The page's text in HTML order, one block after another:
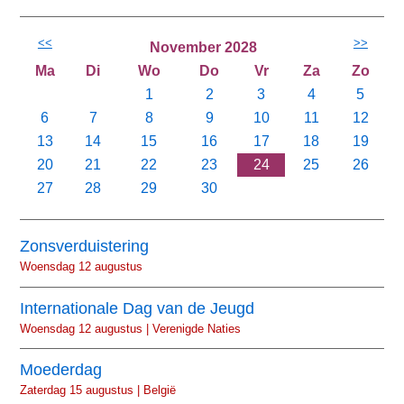
<< November 2028 >>
Ma Di Wo Do Vr Za
Zo
1
2 3 4
5
6
7 8 9 10 11
12
13
14 15 16 17 18
19
20
21 22 23 24 25
26
27
28 29 30
Zonsverduistering
Woensdag 12 augustus
Internationale Dag van de Jeugd
Woensdag 12 augustus | Verenigde Naties
Moederdag
Zaterdag 15 augustus | België